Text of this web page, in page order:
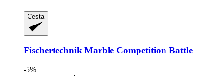
Cesta
Fischertechnik Marble Competition Battle
-5%